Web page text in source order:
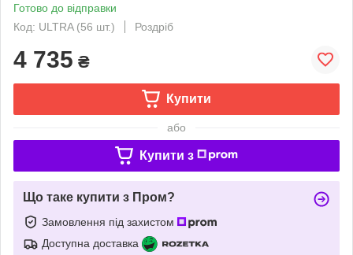
Готово до відправки
Код: ULTRA (56 шт.)
Роздріб
4 735 ₴
Купити
або
Купити з
Що таке купити з Пром?
Замовлення під захистом
Доступна доставка